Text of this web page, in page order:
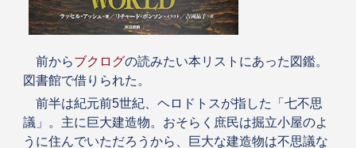
前からブクログの読みたい本リストにあった図鑑。
図書館で借りられた。
前半は紀元前5世紀、ヘロドトスが指した「七不思
議」。主に巨大建造物。おそらく庶民は掘立小屋のよ
うに住んでいただろうから、巨大な建造物は不思議な